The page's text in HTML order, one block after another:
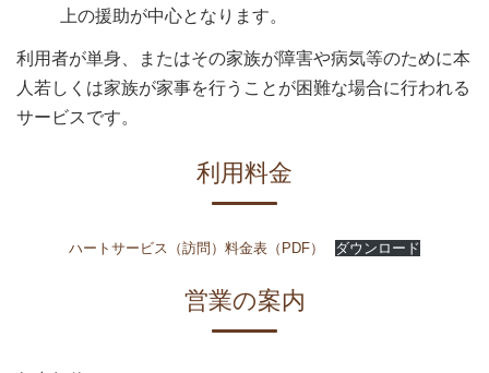
上の援助が中心となります。
利用者が単身、またはその家族が障害や病気等のために本
人若しくは家族が家事を行うことが困難な場合に行われる
サービスです。
利用料金
ハートサービス（訪問）料金表（PDF） ダウンロード
営業の案内